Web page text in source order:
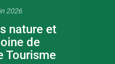
2026
nature et
de
Tourisme